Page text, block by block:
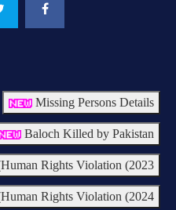
Missing Persons Details
Baloch Killed by Pakistan
Human Rights Violation (2023)
Human Rights Violation (2024)